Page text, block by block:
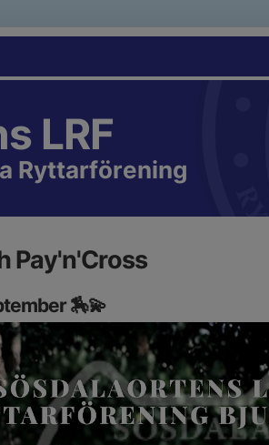
LRF
Ryttarförening
Pay'n'Cross
🏇💫